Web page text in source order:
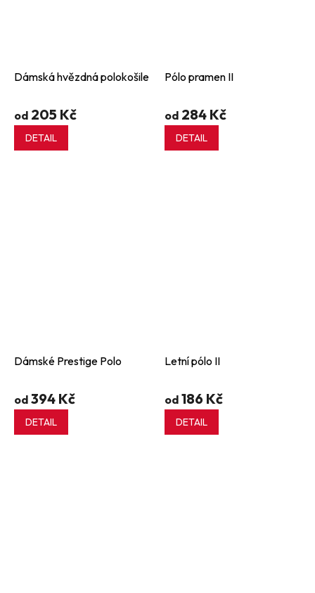
Dámská hvězdná polokošile
od 205 Kč
DETAIL
Pólo pramen II
od 284 Kč
DETAIL
Dámské Prestige Polo
od 394 Kč
DETAIL
Letní pólo II
od 186 Kč
DETAIL